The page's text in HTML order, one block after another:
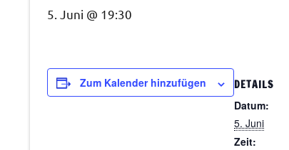
5. Juni @ 19:30
Zum Kalender hinzufügen
DETAILS
Datum:
5. Juni
Zeit: